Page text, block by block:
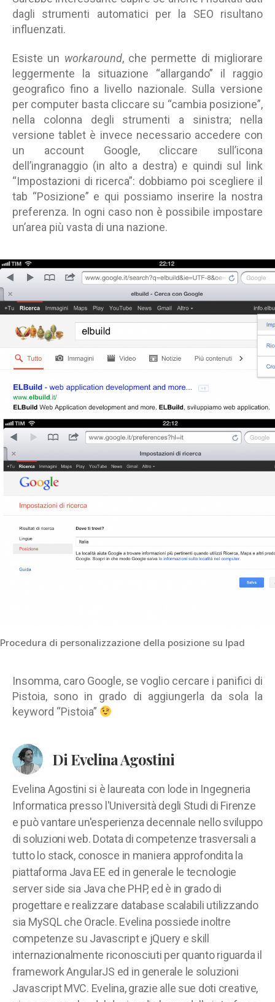
dagli strumenti automatici per la SEO risultano
influenzati.
Esiste un workaround, che permette di migliorare
leggermente la situazione “allargando” il raggio
geografico fino a livello nazionale. Sulla versione
per computer basta cliccare su “cambia posizione”,
nella colonna degli strumenti a sinistra; nella
versione tablet è invece necessario accedere con
un account Google, cliccare sull’icona
dell’ingranaggio (in alto a destra) e quindi sul link
“Impostazioni di ricerca”: dobbiamo poi scegliere il
tab “Posizione” e qui possiamo inserire la nostra
preferenza. In ogni caso non è possibile impostare
un’area più vasta di una nazione.
Procedura di personalizzazione della posizione su Ipad
Insomma, caro Google, se voglio cercare i panifici di
Pistoia, sono in grado di aggiungerla da sola la
keyword “Pistoia”
Di Evelina Agostini
Evelina Agostini si è laureata con lode in Ingegneria
Informatica presso l'Università degli Studi di Firenze
e può vantare un'esperienza decennale nello sviluppo
di soluzioni web. Dotata di competenze trasversali a
tutto lo stack, conosce in maniera approfondita la
piattaforma Java EE ed in generale le tecnologie
server side sia Java che PHP, ed è in grado di
progettare e realizzare database scalabili utilizzando
sia MySQL che Oracle. Evelina possiede inoltre
competenze su Javascript e jQuery e skill
internazionalmente riconosciuti per quanto riguarda il
framework AngularJS ed in generale le soluzioni
Javascript MVC. Evelina, grazie alle sue doti creative,